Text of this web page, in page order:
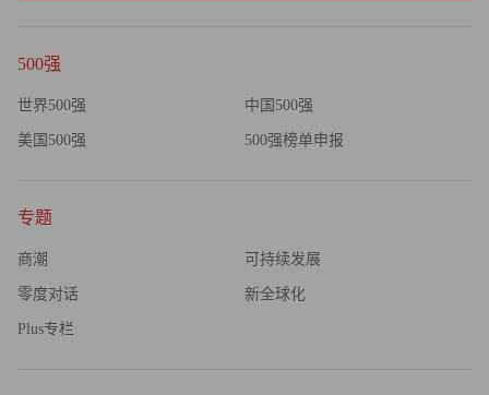
为银行提供安全可靠、便捷高效和成本可控的智能基座，是
实现智能化转型的基础支撑。在此基础上，面向信贷、风
控、运营等具体业务条线的“神州问学”银行版，则深度践行
到核心业务条线全面智能贯通的数智升级。神州信息愿意与
银行业伙伴携手共建——让“神州问学”银行版赋能下的专属
智能体验成为金融服务的行业标配，让触手可及的数智金融
新生态惠及每一位客户、每一名员工、每一家机构，共同书
500强
世界500强 中国500强
美国500强 500强榜单申报
专题
商潮 可持续发展
零度对话 新全球化
Plus专栏